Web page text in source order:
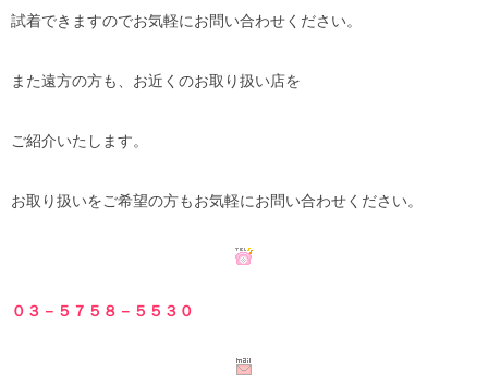
試着できますのでお気軽にお問い合わせください。
また遠方の方も、お近くのお取り扱い店を
ご紹介いたします。
お取り扱いをご希望の方もお気軽にお問い合わせください。
０３－５７５８－５ ５３０